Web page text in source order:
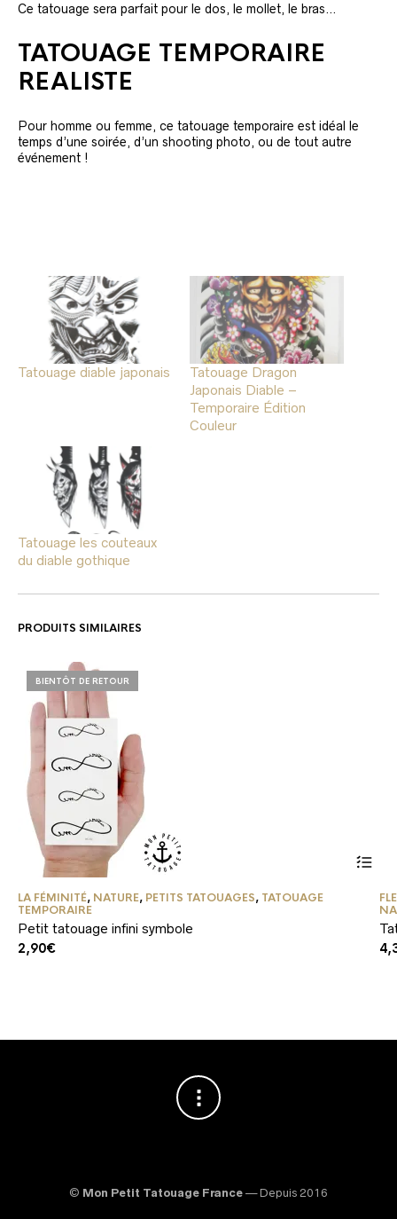
Ce tatouage sera parfait pour le dos, le mollet, le bras…
TATOUAGE TEMPORAIRE
REALISTE
Pour homme ou femme, ce tatouage temporaire est idéal le
temps d’une soirée, d’un shooting photo, ou de tout autre
événement !
Tatouage diable japonais
Tatouage Dragon
Japonais Diable –
Temporaire Édition
Couleur
Tatouage les couteaux
du diable gothique
PRODUITS SIMILAIRES
BIENTÔT DE RETOUR
LA FÉMINITÉ, NATURE, PETITS TATOUAGES, TATOUAGE
TEMPORAIRE
Petit tatouage infini symbole
2,90€
© Mon Petit Tatouage France — Depuis 2016